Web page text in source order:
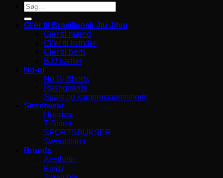
Søg
efter:
Gi’er til Brasiliansk Jiu Jitsu
Gier til mænd
Gi’er til kvinder
Gier til børn
BJJ bælter
No-gi
No Gi Shorts
Rashguards
Spats og kompressionsshorts
Streetwear
Hoodies
T-Shirts
SPORTSBUKSER
Sweatshirts
Brands
Aesthetic
Kingz